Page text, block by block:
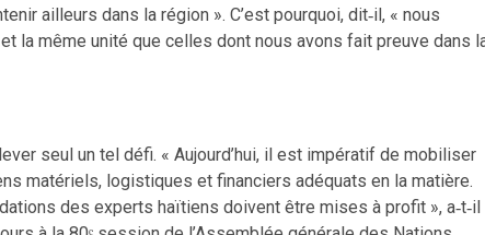
ailleurs dans la région ». C’est pourquoi, dit‑il, « nous
la même unité que celles dont nous avons fait preuve dans
seul un tel défi. « Aujourd’hui, il est impératif de mobiliser
matériels, logistiques et financiers adéquats en la matière.
des experts haïtiens doivent être mises à profit », a‑t‑il